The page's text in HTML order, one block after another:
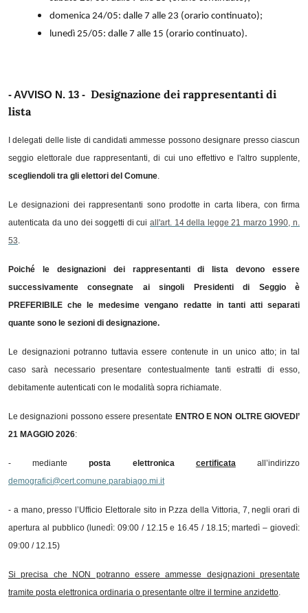
domenica 24/05: dalle 7 alle 23 (orario continuato);
lunedì 25/05: dalle 7 alle 15 (orario continuato).
- AVVISO N. 13 - Designazione dei rappresentanti di
lista
I delegati delle liste di candidati ammesse possono designare presso ciascun
seggio elettorale due rappresentanti, di cui uno effettivo e l'altro supplente,
scegliendoli tra gli elettori del Comune
Le designazioni dei rappresentanti sono prodotte in carta libera, con firma
autenticata da uno dei soggetti di cui all'art. 14 della legge 21 marzo 1990, n.
53
Poiché le designazioni dei rappresentanti di lista devono essere
successivamente consegnate ai singoli Presidenti di Seggio è
PREFERIBILE che le medesime vengano redatte in tanti atti separati
quante sono le sezioni di designazione.
Le designazioni potranno tuttavia essere contenute in un unico atto; in tal
caso sarà necessario presentare contestualmente tanti estratti di esso,
debitamente autenticati con le modalità sopra richiamate.
Le designazioni possono essere presentate ENTRO E NON OLTRE GIOVEDI’
21 MAGGIO 2026:
- medianteposta elettronica certificata all’indirizzo
demografici@cert.comune.parabiago.mi.it
- a mano, presso l’Ufficio Elettorale sito in P.zza della Vittoria, 7, negli orari di
apertura al pubblico (lunedì: 09:00 / 12.15 e 16.45 / 18.15; martedì – giovedì:
09:00 / 12.15)
Si precisa che NON potranno essere ammesse designazioni presentate
tramite posta elettronica ordinaria o presentante oltre il termine anzidetto